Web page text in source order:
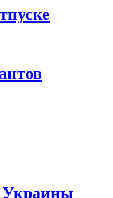
Украины